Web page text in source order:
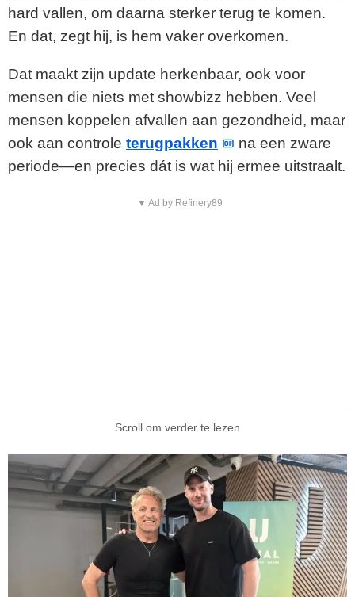
hard vallen, om daarna sterker terug te komen.
En dat, zegt hij, is hem vaker overkomen.
Dat maakt zijn update herkenbaar, ook voor
mensen die niets met showbizz hebben. Veel
mensen koppelen afvallen aan gezondheid, maar
ook aan controle terugpakken
na een zware
periode—en precies dát is wat hij ermee uitstraalt.
▼ Ad by Refinery89
Scroll om verder te lezen